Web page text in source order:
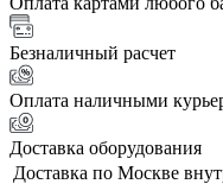
Безналичный расчет
Оплата наличными
Доставка оборудования
Доставка по Москве